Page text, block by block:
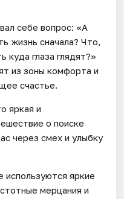
себе вопрос: «А
жизнь сначала? Что,
куда глаза глядят?»
из зоны комфорта и
счастье.
яркая и
о поиске
через смех и улыбку
яркие
мерцания и